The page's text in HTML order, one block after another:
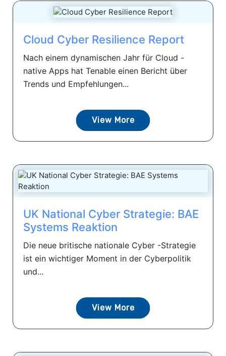
Cloud Cyber ​​Resilience Report
Nach einem dynamischen Jahr für Cloud -
native Apps hat Tenable einen Bericht über
Trends und Empfehlungen...
View More
UK National Cyber ​​Strategie: BAE
Systems Reaktion
Die neue britische nationale Cyber ​​-Strategie
ist ein wichtiger Moment in der Cyberpolitik
und...
View More